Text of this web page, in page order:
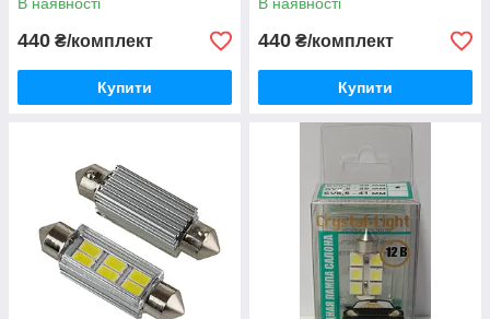
440 ₴/комплект
Купити
440 ₴/комплект
Купити